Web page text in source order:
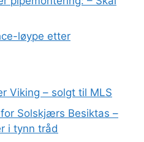
løype etter
Viking – solgt til MLS
Solskjærs Besiktas –
i tynn tråd